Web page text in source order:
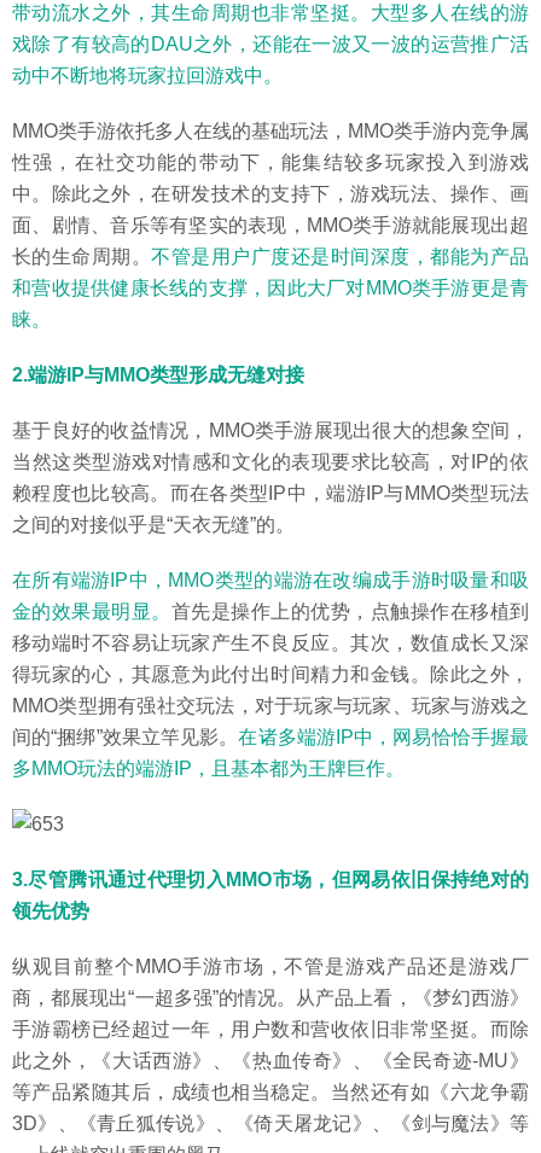
带动流水之外，其生命周期也非常坚挺。大型多人在线的游
戏除了有较高的DAU之外，还能在一波又一波的运营推广活
动中不断地将玩家拉回游戏中。
MMO类手游依托多人在线的基础玩法，MMO类手游内竞争属
性强，在社交功能的带动下，能集结较多玩家投入到游戏
中。除此之外，在研发技术的支持下，游戏玩法、操作、画
面、剧情、音乐等有坚实的表现，MMO类手游就能展现出超
长的生命周期。不管是用户广度还是时间深度，都能为产品
和营收提供健康长线的支撑，因此大厂对MMO类手游更是青
睐。
2.端游IP与MMO类型形成无缝对接
基于良好的收益情况，MMO类手游展现出很大的想象空间，
当然这类型游戏对情感和文化的表现要求比较高，对IP的依
赖程度也比较高。而在各类型IP中，端游IP与MMO类型玩法
之间的对接似乎是“天衣无缝”的。
在所有端游IP中，MMO类型的端游在改编成手游时吸量和吸
金的效果最明显。 首先是操作上的优势，点触操作在移植到
移动端时不容易让玩家产生不良反应。其次，数值成长又深
得玩家的心，其愿意为此付出时间精力和金钱。除此之外，
MMO类型拥有强社交玩法，对于玩家与玩家、玩家与游戏之
间的“捆绑”效果立竿见影。在诸多端游IP中，网易恰恰手握最
多MMO玩法的端游IP，且基本都为王牌巨作。
3.尽管腾讯通过代理切入MMO市场，但网易依旧保持绝对的
领先优势
纵观目前整个MMO手游市场，不管是游戏产品还是游戏厂
商，都展现出“一超多强”的情况。从产品上看，《梦幻西游》
手游霸榜已经超过一年，用户数和营收依旧非常坚挺。而除
此之外，《大话西游》、《热血传奇》、《全民奇迹-MU》
等产品紧随其后，成绩也相当稳定。当然还有如《六龙争霸
3D》、《青丘狐传说》、《倚天屠龙记》、《剑与魔法》等